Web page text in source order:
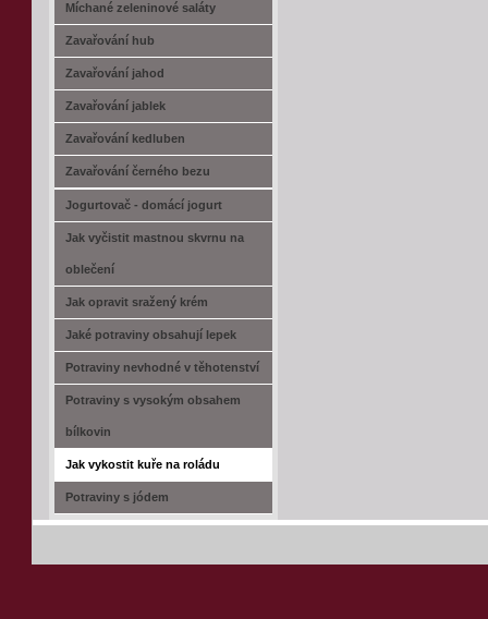
Míchané zeleninové saláty
Zavařování hub
Zavařování jahod
Zavařování jablek
Zavařování kedluben
Zavařování černého bezu
Jogurtovač - domácí jogurt
Jak vyčistit mastnou skvrnu na
oblečení
Jak opravit sražený krém
Jaké potraviny obsahují lepek
Potraviny nevhodné v těhotenství
Potraviny s vysokým obsahem
bílkovin
Jak vykostit kuře na roládu
Potraviny s jódem